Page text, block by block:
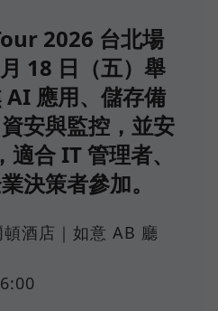
2026 台北場
18 日（五）舉
應用、儲存備
安與監控，並安
合 IT 管理者、
決策者參加。
酒店｜如意 AB 廳